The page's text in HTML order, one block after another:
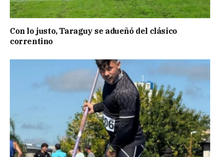
Con lo justo, Taraguy se adueñó del clásico
correntino